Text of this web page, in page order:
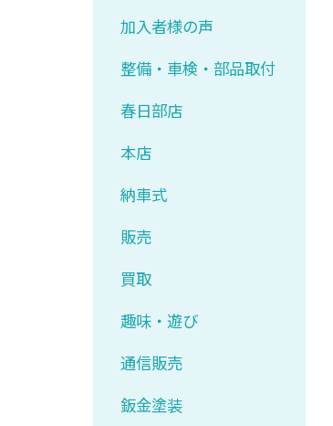
加入者様の声
整備・車検・部品取付
春日部店
本店
納車式
販売
買取
趣味・遊び
通信販売
鈑金塗装